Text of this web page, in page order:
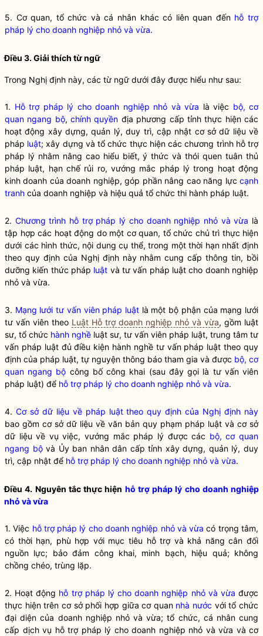
5. Cơ quan, tổ chức và cá nhân khác có liên quan đến hỗ trợ
pháp lý cho doanh nghiệp nhỏ và vừa.
Điều 3. Giải thích từ ngữ
Trong Nghị định này, các từ ngữ dưới đây được hiểu như sau:
1. Hỗ trợ pháp lý cho doanh nghiệp nhỏ và vừa là việc bộ, cơ
quan ngang bộ,chính quyền địa phương cấp tỉnh thực hiện các
hoạt động xây dựng, quản lý, duy trì, cập nhật cơ sở dữ liệu về
pháp luật; xây dựng và tổ chức thực hiện các chương trình hỗ trợ
pháp lý nhằm nâng cao hiểu biết, ý thức và thói quen tuân thủ
pháp luật, hạn chế rủi ro, vướng mắc pháp lý trong hoạt động
kinh doanh của doanh nghiệp, góp phần nâng cao năng lực cạnh
tranh của doanh nghiệp và hiệu quả tổ chức thi hành pháp luật.
2. Chương trình hỗ trợ pháp lý cho doanh nghiệp nhỏ và vừa là
tập hợp các hoạt động do một cơ quan, tổ chức chủ trì thực hiện
dưới các hình thức, nội dung cụ thể, trong một thời hạn nhất định
theo quy định của Nghị định này nhằm cung cấp thông tin, bồi
dưỡng kiến thức pháp luật và tư vấn pháp luật cho doanh nghiệp
nhỏ và vừa.
3. Mạng lưới tư vấn viên pháp luật là một bộ phận của mạng lưới
tư vấn viên theo Luật Hỗ trợ doanh nghiệp nhỏ và vừa, gồm luật
sư, tổ chức hành nghề luật sư, tư vấn viên pháp luật, trung tâm tư
vấn pháp luật đủ điều kiện hành nghềtư vấn pháp luật theo quy
định của pháp luật, tự nguyện thông báo tham gia và được bộ, cơ
quan ngang bộ công bố công khai (sau đây gọi là tư vấn viên
pháp luật) để hỗ trợ pháp lý cho doanh nghiệp nhỏ và vừa.
4. Cơ sở dữ liệu về pháp luật theo quy định của Nghị định này
bao gồm cơ sở dữ liệu về văn bản quy phạm pháp luật và cơ sở
dữ liệu về vụ việc, vướng mắc pháp lý được các bộ, cơ quan
ngang bộvà Ủy ban nhân dân cấp tỉnh xây dựng, quản lý, duy
trì, cập nhật để hỗ trợ pháp lý cho doanh nghiệp nhỏ và vừa.
Điều 4. Nguyên tắc thực hiện hỗ trợ pháp lý cho doanh nghiệp
nhỏ và vừa
1. Việc hỗ trợ pháp lý cho doanh nghiệp nhỏ và vừa có trọng tâm,
có thời hạn, phù hợp với mục tiêu hỗ trợ và khả năng cân đối
nguồn lực; bảo đảm công khai, minh bạch, hiệu quả; không
chồng chéo, trùng lặp.
2. Hoạt động hỗ trợ pháp lý cho doanh nghiệp nhỏ và vừa được
thực hiện trên cơ sở phối hợp giữa cơ quan nhà nước với tổ chức
đại diện của doanh nghiệp nhỏ và vừa; tổ chức, cá nhân cung
cấp dịch vụ hỗ trợ pháp lý cho doanh nghiệp nhỏ và vừa và cơ